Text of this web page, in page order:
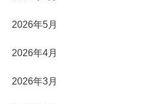
2026年5月
2026年4月
2026年3月